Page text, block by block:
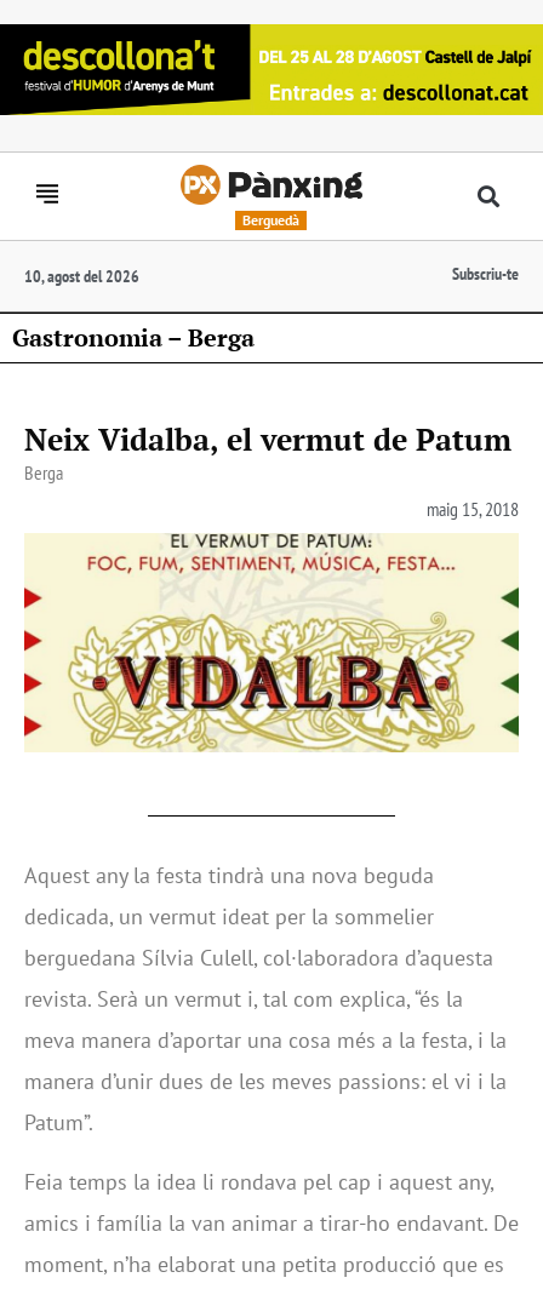
Berguedà
10, agost del 2026 Subscriu-te
Gastronomia – Berga
Neix Vidalba, el vermut de Patum
Berga
maig 15, 2018
Aquest any la festa tindrà una nova beguda
dedicada, un vermut ideat per la sommelier
berguedana Sílvia Culell, col·laboradora d’aquesta
revista. Serà un vermut i, tal com explica, “és la
meva manera d’aportar una cosa més a la festa, i la
manera d’unir dues de les meves passions: el vi i la
Patum”.
Feia temps la idea li rondava pel cap i aquest any,
amics i família la van animar a tirar-ho endavant. De
moment, n’ha elaborat una petita producció que es